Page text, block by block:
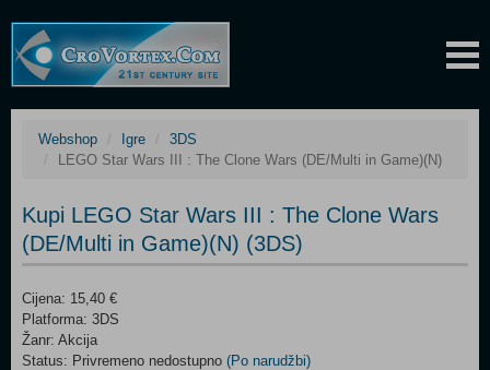
Webshop Igre
3DS
LEGO Star Wars III : The Clone Wars (DE/Multi in Game)(N)
Kupi LEGO Star Wars III : The Clone Wars
(DE/Multi in Game)(N) (3DS)
Cijena: 15,40 €
Platforma: 3DS
Žanr: Akcija
Status: Privremeno nedostupno (Po narudžbi)